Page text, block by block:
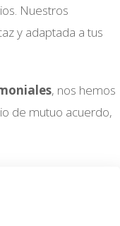
Nuestros
y adaptada a tus
, nos hemos
de mutuo acuerdo,